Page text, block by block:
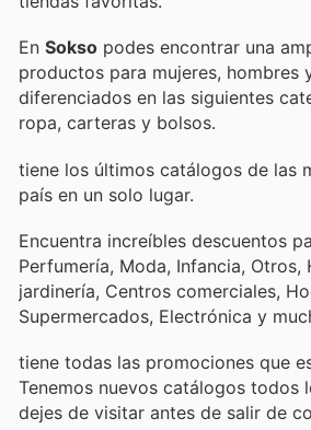
En Sokso podes encontrar una
productos para mujeres, hombres
diferenciados en las siguientes
ropa, carteras y bolsos.
tiene los últimos catálogos de las
país en un solo lugar.
Encuentra increíbles descuentos
Perfumería, Moda, Infancia, Otros,
jardinería, Centros comerciales,
Supermercados, Electrónica y
tiene todas las promociones que
Tenemos nuevos catálogos todos
dejes de visitar antes de salir de